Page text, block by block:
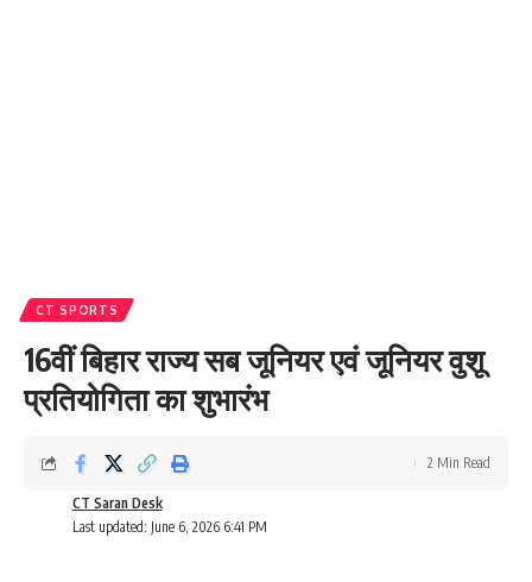
CT SPORTS
16वीं बिहार राज्य सब जूनियर एवं जूनियर वुशू
प्रतियोगिता का शुभारंभ
Last updated: June 6, 2026 6:41 PM
CT Saran Desk
2 Min Read